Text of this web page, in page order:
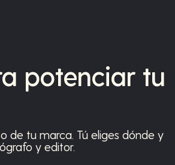
potenciar tu
de tu marca. Tú eliges dónde y
y editor.